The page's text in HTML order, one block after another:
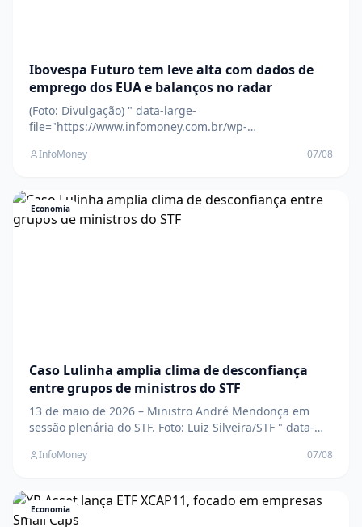
Ibovespa Futuro tem leve alta com dados de
emprego dos EUA e balanços no radar
(Foto: Divulgação) " data-large-
file="https://www.infomoney.com.br/wp-
fit=1280%2C854&quality=70&strip=all" />As projeções
de emprego dos EUA e balanços
InfoMoney 07/08
Economia
Caso Lulinha amplia clima de desconfiança
entre grupos de ministros do STF
13 de maio de 2026 – Ministro André Mendonça em
sessão plenária do STF. Foto: Luiz Silveira/STF " data-
content/uploads/2026/05/55268422526_630e61248b_k.jpg?
InfoMoney 07/08
Economia